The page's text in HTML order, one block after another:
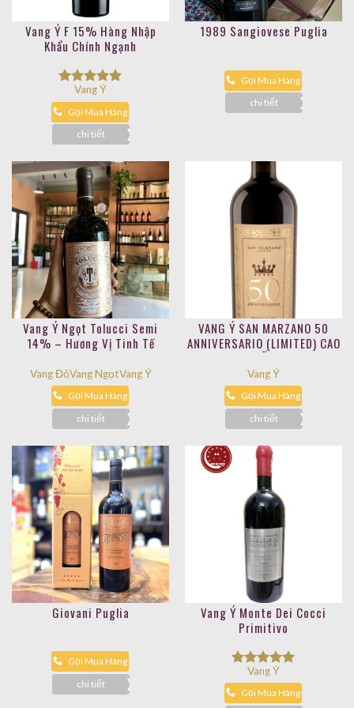
Vang Ý F 15% Hàng Nhập
Khẩu Chính Ngạnh
Được xếp
hạng 5.00
5 sao
Vang Ý
Gọi Mua Hàng
chi tiết
1989 Sangiovese Puglia
Gọi Mua Hàng
chi tiết
Vang Ý Ngọt Tolucci Semi
14% – Hương Vị Tinh Tế
Vang ĐỏVang NgọtVang Ý
Gọi Mua Hàng
chi tiết
VANG Ý SAN MARZANO 50
ANNIVERSARIO (LIMITED) CAO
CẤP
Vang Ý
Gọi Mua Hàng
chi tiết
Giovani Puglia
Gọi Mua Hàng
chi tiết
Vang Ý Monte Dei Cocci
Primitivo
Được xếp
hạng5.00
5 sao
Vang Ý
Gọi Mua Hàng